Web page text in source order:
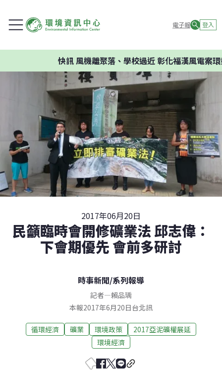
電子報 登入
風機離聚落、學校過近 彰化福漢風電案環委建
2017年06月20日
民籲臨時會開修礦業法 邱志偉：
下會期優先 會前多研討
時事新聞/系列報導
記者—賴品瑀
本報2017年6月20日台北訊
循環經濟 礦業 環境政策
2017亞泥礦權展延
環境經濟